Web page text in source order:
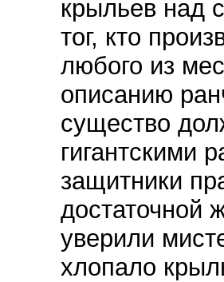
крыльев над
тог, кто
любого из
описанию
существо
гигантскими
защитники
достаточной
уверили
хлопало